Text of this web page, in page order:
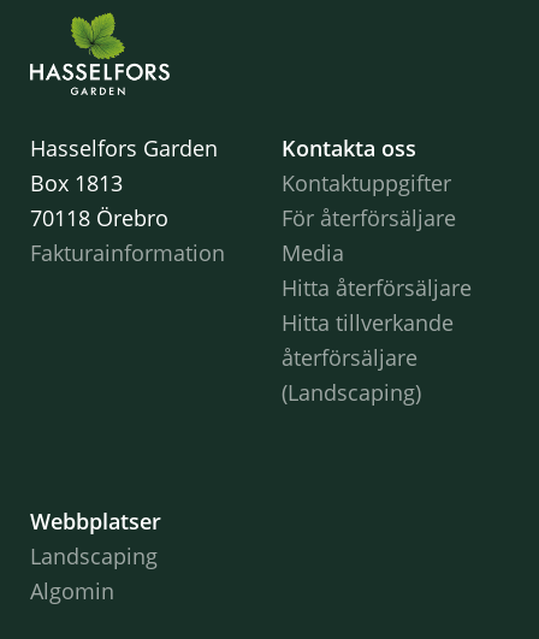
Hasselfors Garden
Box 1813
70118 Örebro
Fakturainformation
Kontakta oss
Kontaktuppgifter
För återförsäljare
Media
Hitta återförsäljare
Hitta tillverkande
återförsäljare
(Landscaping)
Webbplatser
Landscaping
Algomin